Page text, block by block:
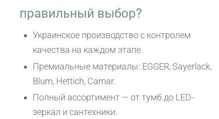
правильный выбор?
Украинское производство с контролем
качества на каждом этапе.
Премиальные материалы: EGGER, Sayerlack,
Blum, Hettich, Camar.
Полный ассортимент — от тумб до LED-
зеркал и сантехники.